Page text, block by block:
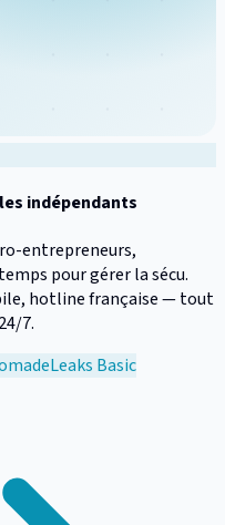
indépendants
entrepreneurs,
pour gérer la sécu.
hotline française — tout
7.
Leaks Basic